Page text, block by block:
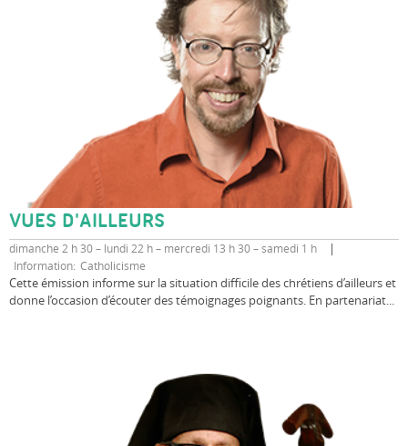
VUES D'AILLEURS
dimanche 2 h 30 – lundi 22 h – mercredi 13 h 30 – samedi 1 h
Information Catholicisme
Cette émission informe sur la situation difficile des chrétiens d’ailleurs et
donne l’occasion d’écouter des témoignages poignants. En partenariat...